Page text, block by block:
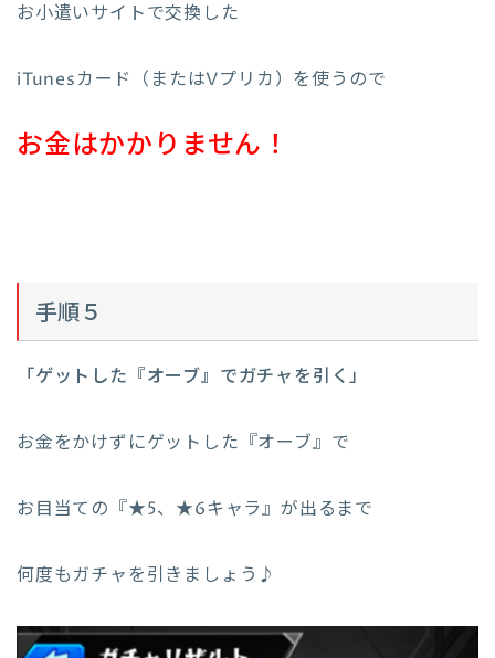
お小遣いサイトで交換した
iTunesカード（またはVプリカ）を使うので
お金はかかりません！
手順５
「ゲットした『オーブ』でガチャを引く」
お金をかけずにゲットした『オーブ』で
お目当ての『★5、★6キャラ』が出るまで
何度もガチャを引きましょう♪